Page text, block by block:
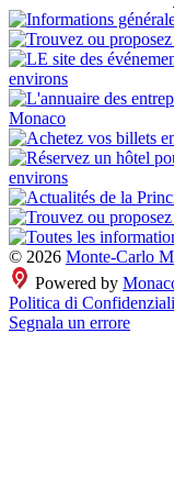
© 2026 Monte-Carlo
Powered by
Politica di
Segnala un errore